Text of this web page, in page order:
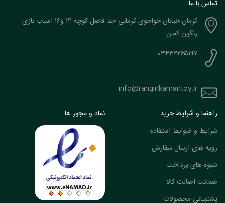
تماس با ما
کرمان خیابان خواجوی کرمانی حد فاصل کوچه ۱۴ و۱۶ اسباب بازی
رنگین کمان
۰۳۴۳۲۲۶۵۱۹۷
-
info@ranginkamantoy.ir
راهنما و شرایط خرید
شرایط و ضوابط استفاده
رویه های ارسال سفارش
شیوه های پرداخت
ضمانت اصالت کالا
پشتیبانی محصولات
نماد و مجوز ها